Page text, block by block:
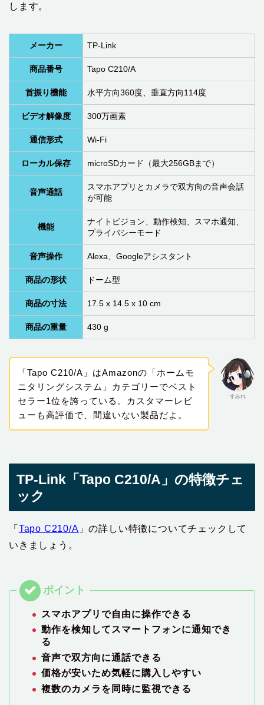
します。
メーカー TP-Link
商品番号 ‎Tapo C210/A
首振り機能 水平方向360度、垂直方向114度
ビデオ解像度 300万画素
通信形式 Wi-Fi
ローカル保存 microSDカード（最大256GBまで）
音声通話
スマホアプリとカメラで双方向の音声会話
が可能
機能
ナイトビジョン、動作検知、スマホ通知、
プライバシーモード
音声操作 Alexa、Googleアシスタント
商品の形状 ドーム型
商品の寸法 ‎17.5 x 14.5 x 10 cm
商品の重量 430 g
すみれ
「Tapo C210/A」はAmazonの「ホームモ
ニタリングシステム」カテゴリーでベスト
セラー1位を誇っている。カスタマーレビ
ューも高評価で、間違いない製品だよ。
TP-Link「Tapo C210/A」の特徴チェ
ック
「‎ Tapo C210/A 」の詳しい特徴についてチェックして
いきましょう。
スマホアプリで自由に操作できる
動作を検知してスマートフォンに通知でき
る
音声で双方向に通話できる
価格が安いため気軽に購入しやすい
複数のカメラを同時に監視できる